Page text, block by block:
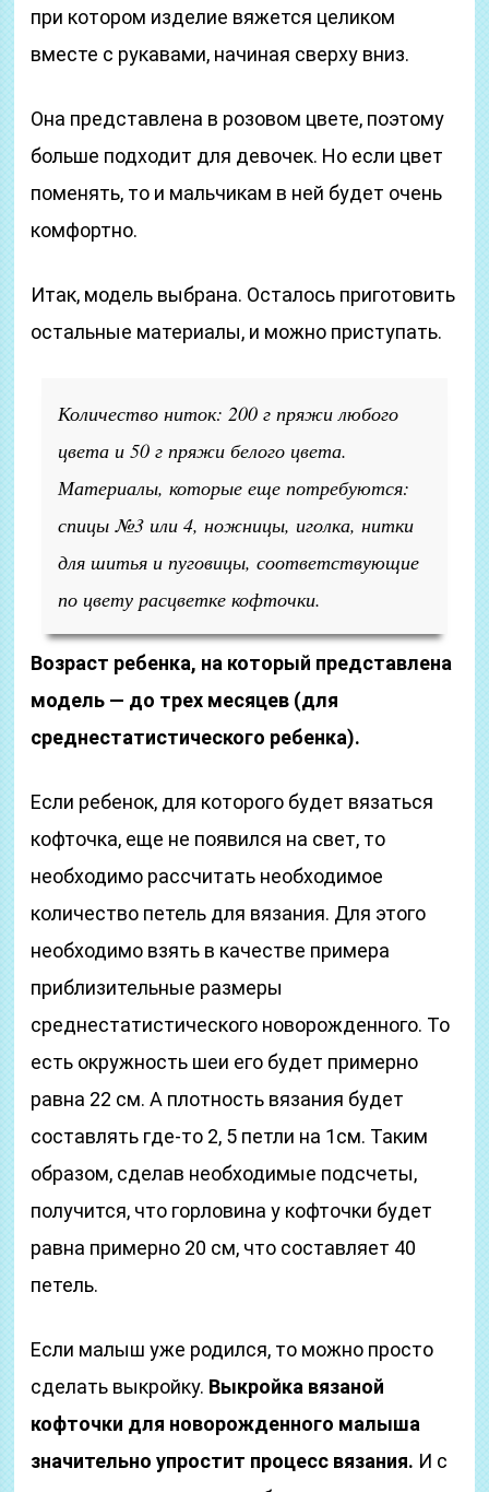
при котором изделие вяжется целиком
вместе с рукавами, начиная сверху вниз.
Она представлена в розовом цвете, поэтому
больше подходит для девочек. Но если цвет
поменять, то и мальчикам в ней будет очень
комфортно.
Итак, модель выбрана. Осталось приготовить
остальные материалы, и можно приступать.
Количество ниток: 200 г пряжи любого
цвета и 50 г пряжи белого цвета.
Материалы, которые еще потребуются:
спицы №3 или 4, ножницы, иголка, нитки
для шитья и пуговицы, соответствующие
по цвету расцветке кофточки.
Возраст ребенка, на который представлена
модель — до трех месяцев (для
среднестатистического ребенка).
Если ребенок, для которого будет вязаться
кофточка, еще не появился на свет, то
необходимо рассчитать необходимое
количество петель для вязания. Для этого
необходимо взять в качестве примера
приблизительные размеры
среднестатистического новорожденного. То
есть окружность шеи его будет примерно
равна 22 см. А плотность вязания будет
составлять где-то 2, 5 петли на 1см. Таким
образом, сделав необходимые подсчеты,
получится, что горловина у кофточки будет
равна примерно 20 см, что составляет 40
петель.
Если малыш уже родился, то можно просто
сделать выкройку. Выкройка вязаной
кофточки для новорожденного малыша
значительно упростит процесс вязания. И с